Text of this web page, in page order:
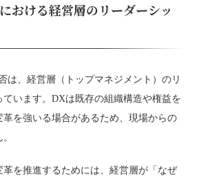
おける経営層のリーダーシッ
は、経営層（トップマネジメント）のリ
います。DXは既存の組織構造や権益を
を強いる場合があるため、現場からの
革を推進するためには、経営層が「なぜ